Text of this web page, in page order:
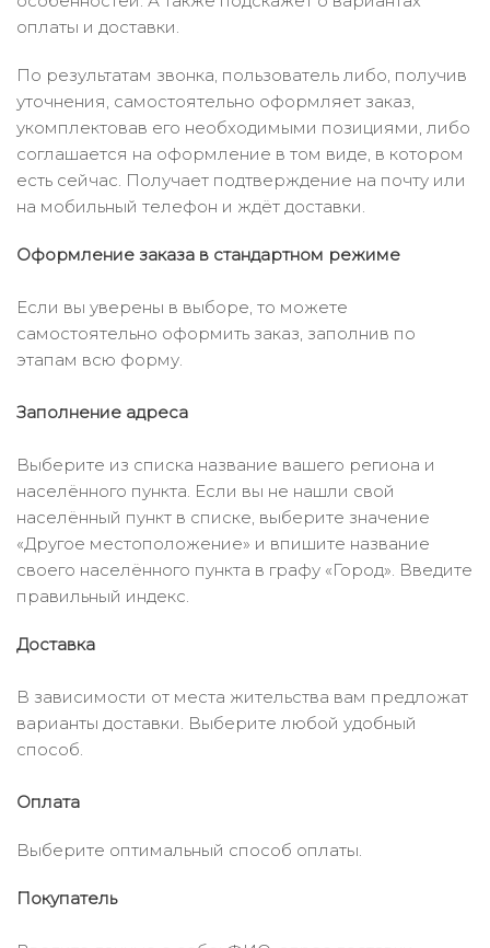
оплаты и доставки.
По результатам звонка, пользователь либо, получив
уточнения, самостоятельно оформляет заказ,
укомплектовав его необходимыми позициями, либо
соглашается на оформление в том виде, в котором
есть сейчас. Получает подтверждение на почту или
на мобильный телефон и ждёт доставки.
Оформление заказа в стандартном режиме
Если вы уверены в выборе, то можете
самостоятельно оформить заказ, заполнив по
этапам всю форму.
Заполнение адреса
Выберите из списка название вашего региона и
населённого пункта. Если вы не нашли свой
населённый пункт в списке, выберите значение
«Другое местоположение» и впишите название
своего населённого пункта в графу «Город». Введите
правильный индекс.
Доставка
В зависимости от места жительства вам предложат
варианты доставки. Выберите любой удобный
способ.
Оплата
Выберите оптимальный способ оплаты.
Покупатель